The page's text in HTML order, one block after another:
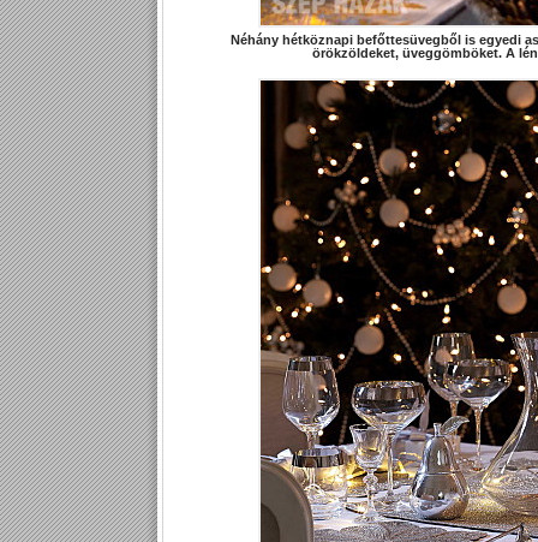
Néhány hétköznapi befőttesüvegből is egyedi
örökzöldeket, üveggömböket. A